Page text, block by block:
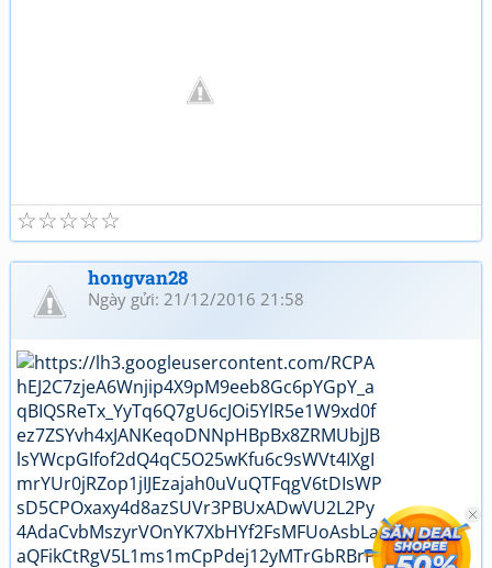
☆
☆
☆
☆
☆
hongvan28
Ngày gửi: 21/12/2016 21:58